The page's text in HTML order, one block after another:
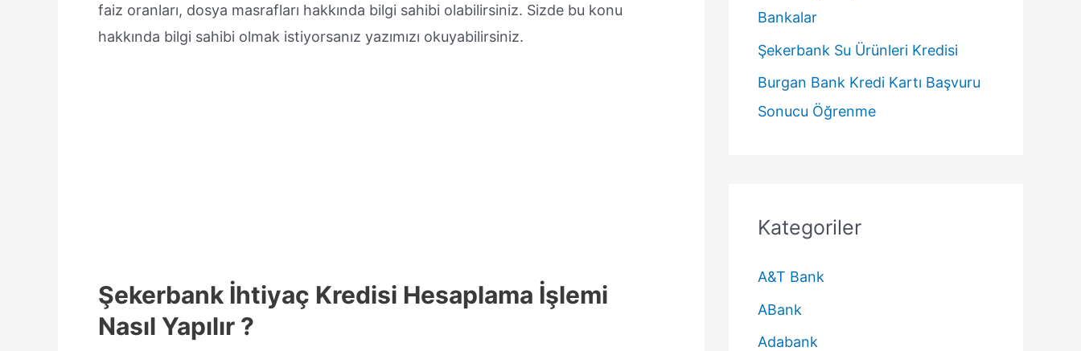
faiz oranları, dosya masrafları hakkında bilgi sahibi olabilirsiniz. Sizde bu konu
hakkında bilgi sahibi olmak istiyorsanız yazımızı okuyabilirsiniz.
Şekerbank İhtiyaç Kredisi Hesaplama İşlemi
Nasıl Yapılır ?
Bankalar
Şekerbank Su Ürünleri Kredisi
Burgan Bank Kredi Kartı Başvuru
Sonucu Öğrenme
Kategoriler
A&T Bank
ABank
Adabank